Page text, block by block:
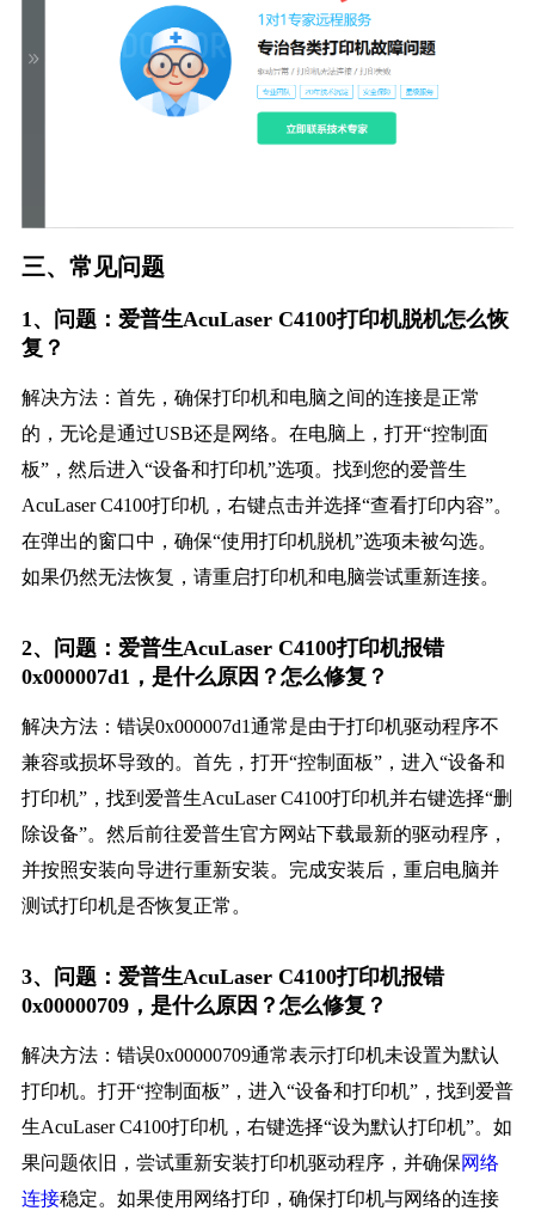
三、常见问题
1、问题：爱普生AcuLaser C4100打印机脱机怎么恢
复？
解决方法：首先，确保打印机和电脑之间的连接是正常
的，无论是通过USB还是网络。在电脑上，打开“控制面
板”，然后进入“设备和打印机”选项。找到您的爱普生
AcuLaser C4100打印机，右键点击并选择“查看打印内容”。
在弹出的窗口中，确保“使用打印机脱机”选项未被勾选。
如果仍然无法恢复，请重启打印机和电脑尝试重新连接。
2、问题：爱普生AcuLaser C4100打印机报错
0x000007d1，是什么原因？怎么修复？
解决方法：错误0x000007d1通常是由于打印机驱动程序不
兼容或损坏导致的。首先，打开“控制面板”，进入“设备和
打印机”，找到爱普生AcuLaser C4100打印机并右键选择“删
除设备”。然后前往爱普生官方网站下载最新的驱动程序，
并按照安装向导进行重新安装。完成安装后，重启电脑并
测试打印机是否恢复正常。
3、问题：爱普生AcuLaser C4100打印机报错
0x00000709，是什么原因？怎么修复？
解决方法：错误0x00000709通常表示打印机未设置为默认
打印机。打开“控制面板”，进入“设备和打印机”，找到爱普
生AcuLaser C4100打印机，右键选择“设为默认打印机”。如
果问题依旧，尝试重新安装打印机驱动程序，并确保网络
连接稳定。如果使用网络打印，确保打印机与网络的连接